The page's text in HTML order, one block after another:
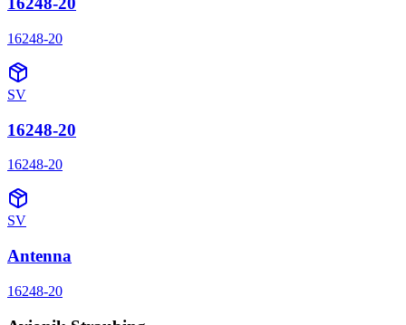
16248-20
SV
16248-20
16248-20
SV
Antenna
16248-20